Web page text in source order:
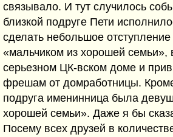
связывало. И тут случилось
близкой подруге Пети
сделать небольшое
«мальчиком из хорошей
серьезном ЦК-вском доме и
фрешам от домработницы.
подруга именинница была
хорошей семьи». Даже я бы
Посему всех друзей в